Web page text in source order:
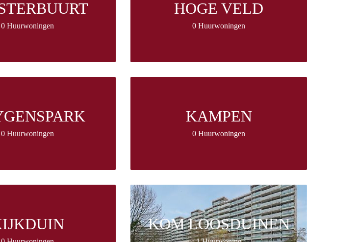
0 Huurwoningen
HOGE VELD
0 Huurwoningen
0 Huurwoningen
KAMPEN
0 Huurwoningen
KOM LOOSDUINEN